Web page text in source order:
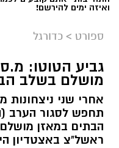
ואיזה ימים להירשם!
ספורט > כדורגל
גביע הטוטו:
מושלם בשלב
אחרי שני
הבתים במאזן מושלם
ראשל"צ באצטדיון